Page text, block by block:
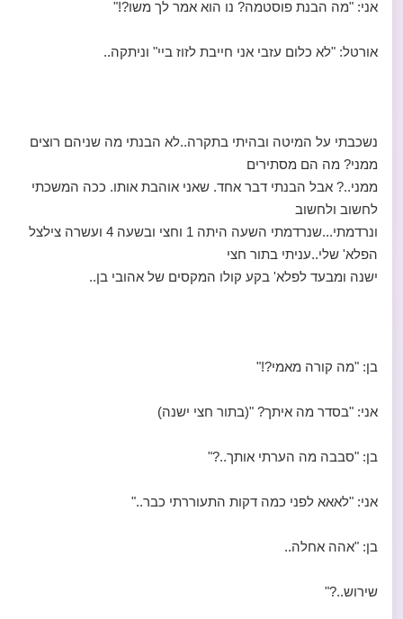
אני: "מה הבנת פוסטמה? נו הוא אמר לך משו?!"
אורטל: "לא כלום עזבי אני חייבת לזוז ביי" וניתקה..
נשכבתי על המיטה ובהיתי בתקרה..לא הבנתי מה שניהם רוצים
ממני? מה הם מסתירים
ממני..? אבל הבנתי דבר אחד. שאני אוהבת אותו. ככה המשכתי
לחשוב ולחשוב
ונרדמתי...שנרדמתי השעה היתה 1 וחצי ובשעה 4 ועשרה צילצל
הפלא' שלי..עניתי בתור חצי
ישנה ומבעד לפלא' בקע קולו המקסים של אהובי בן..
בן: "מה קורה מאמי?!"
אני: "בסדר מה איתך? "(בתור חצי ישנה)
בן: "סבבה מה הערתי אותך..?"
אני: "לאאא לפני כמה דקות התעוררתי כבר.."
בן: "אהה אחלה..
שירוש..?"